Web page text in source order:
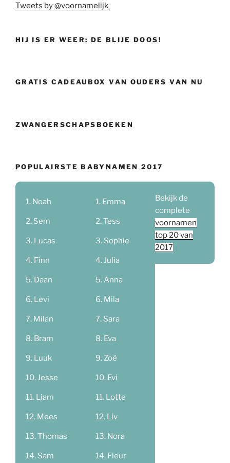
Tweets by @voornamelijk
HIJ IS ER WEER: DE BLIJE DOOS!
GRATIS CADEAUBOX VAN OUDERS VAN NU
ZWANGERSCHAPSBOEKEN
POPULAIRSTE BABYNAMEN 2017
Noah
Sem
Lucas
Finn
Daan
Levi
Milan
Bram
Luuk
Jesse
Liam
Mees
Thomas
Sam
Emma
Tess
Sophie
Julia
Anna
Mila
Sara
Eva
Zoë
Evi
Lotte
Liv
Nora
Fleur
Bekijk de
complete
voornamen
top 20 van
2017